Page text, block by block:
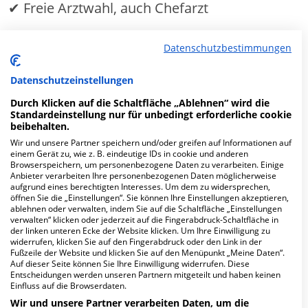
✔ Freie Arztwahl, auch Chefarzt
Ein- oder Zweibettzimmer
MEHR ERFAHREN
Anzeige
Fachabteilungen
Fachabteilung suchen:
Datenschutzbestimmungen
Datenschutzeinstellungen
Durch Klicken auf die Schaltfläche „Ablehnen“ wird die
Standardeinstellung nur für unbedingt erforderliche cookie
beibehalten.
Wir und unsere Partner speichern und/oder greifen auf Informationen auf
einem Gerät zu, wie z. B. eindeutige IDs in cookie und anderen
Browserspeichern, um personenbezogene Daten zu verarbeiten. Einige
Anbieter verarbeiten Ihre personenbezogenen Daten möglicherweise
aufgrund eines berechtigten Interesses. Um dem zu widersprechen,
öffnen Sie die „Einstellungen“. Sie können Ihre Einstellungen akzeptieren,
ablehnen oder verwalten, indem Sie auf die Schaltfläche „Einstellungen
verwalten“ klicken oder jederzeit auf die Fingerabdruck-Schaltfläche in
der linken unteren Ecke der Website klicken. Um Ihre Einwilligung zu
widerrufen, klicken Sie auf den Fingerabdruck oder den Link in der
Fußzeile der Website und klicken Sie auf den Menüpunkt „Meine Daten“.
Auf dieser Seite können Sie Ihre Einwilligung widerrufen. Diese
Entscheidungen werden unseren Partnern mitgeteilt und haben keinen
Einfluss auf die Browserdaten.
Wir und unsere Partner verarbeiten Daten, um die